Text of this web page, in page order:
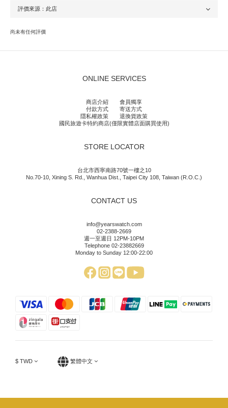
尚未有任何評價
ONLINE SERVICES
商店介紹
會員獨享
付款方式
寄送方式
隱私權政策
退換貨政策
國民旅遊卡特約商店(僅限實體店面購買使用)
STORE LOCATOR
台北市西寧南路70號一樓之10
No.70-10, Xining S. Rd., Wanhua Dist., Taipei City 108, Taiwan (R.O.C.)
CONTACT US
info@yearswatch.com
02-2388-2669
週一至週日 12PM-10PM
Telephone 02-23882669
Monday to Sunday 12:00-22:00
$ TWD 繁體中文